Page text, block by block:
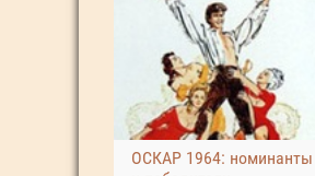
ОСКАР 1964: номинанты